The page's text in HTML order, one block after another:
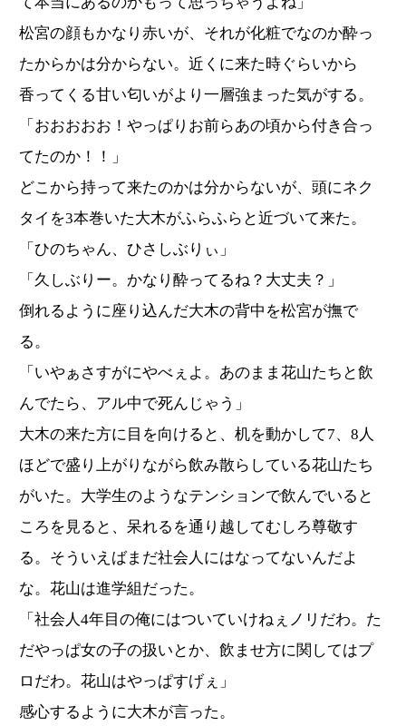
松宮の顔もかなり赤いが、それが化粧でなのか酔っ
たからかは分からない。近くに来た時ぐらいから
香ってくる甘い匂いがより一層強まった気がする。
「おおおおお！やっぱりお前らあの頃から付き合っ
てたのか！！」
どこから持って来たのかは分からないが、頭にネク
タイを3本巻いた大木がふらふらと近づいて来た。
「ひのちゃん、ひさしぶりぃ」
「久しぶりー。かなり酔ってるね？大丈夫？」
倒れるように座り込んだ大木の背中を松宮が撫で
る。
「いやぁさすがにやべぇよ。あのまま花山たちと飲
んでたら、アル中で死んじゃう」
大木の来た方に目を向けると、机を動かして7、8人
ほどで盛り上がりながら飲み散らしている花山たち
がいた。大学生のようなテンションで飲んでいると
ころを見ると、呆れるを通り越してむしろ尊敬す
る。そういえばまだ社会人にはなってないんだよ
な。花山は進学組だった。
「社会人4年目の俺にはついていけねぇノリだわ。た
だやっぱ女の子の扱いとか、飲ませ方に関してはプ
ロだわ。花山はやっぱすげぇ」
感心するように大木が言った。